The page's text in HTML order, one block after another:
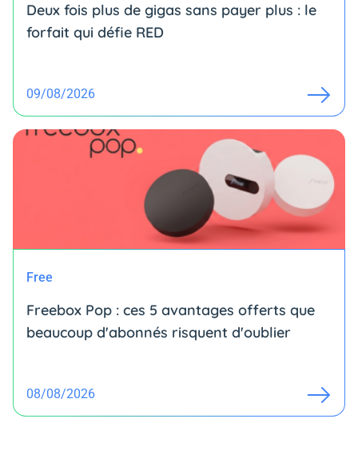
Deux fois plus de gigas sans payer plus : le
forfait qui défie RED
09/08/2026
Free
Freebox Pop : ces 5 avantages offerts que
beaucoup d'abonnés risquent d'oublier
08/08/2026